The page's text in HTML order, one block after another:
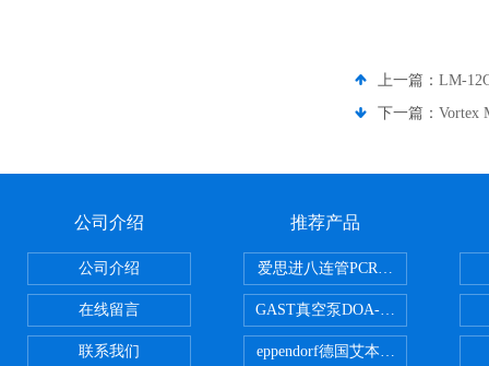
上一篇： LM-
下一篇： Vortex
公司介绍
公司介绍
在线留言
联系我们
推荐产品
爱思进八连管PCR-0208-C
GAST真空泵DOA-P504-BN
eppendorf德国艾本德台式高速离